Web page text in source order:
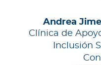
Andrea
Clínica de
Inclusión